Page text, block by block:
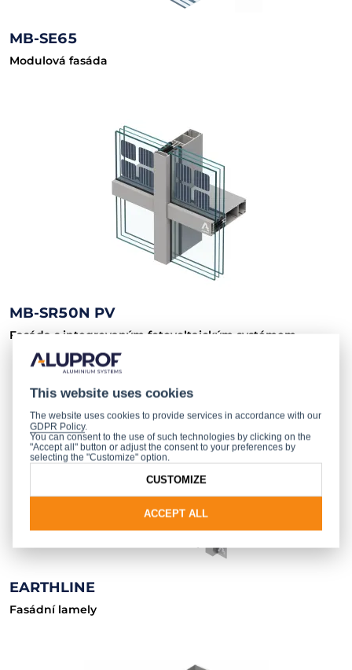
MB-SE65
Modulová fasáda
MB-SR50N PV
Fasáda s integrovaným fotovoltaickým systémem
EARTHLINE
Fasádní lamely
This website uses cookies
The website uses cookies to provide services in accordance with our
GDPR Policy.
You can consent to the use of such technologies by clicking on the
"Accept all" button or adjust the consent to your preferences by
selecting the "Customize" option.
ACCEPT ALL
CUSTOMIZE